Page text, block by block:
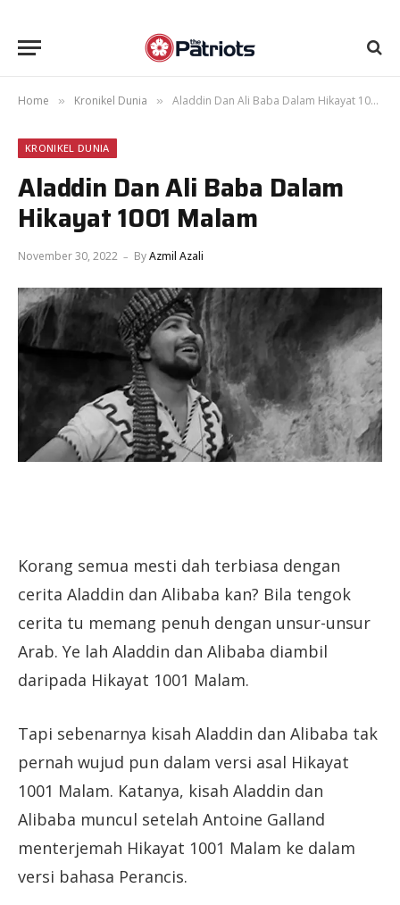
Home » Kronikel Dunia » Aladdin Dan Ali Baba Dalam Hikayat 1001 Malam
KRONIKEL DUNIA
Aladdin Dan Ali Baba Dalam
Hikayat 1001 Malam
November 30, 2022 ByAzmil Azali
Korang semua mesti dah terbiasa dengan
cerita Aladdin dan Alibaba kan? Bila tengok
cerita tu memang penuh dengan unsur-unsur
Arab. Ye lah Aladdin dan Alibaba diambil
daripada Hikayat 1001 Malam.
Tapi sebenarnya kisah Aladdin dan Alibaba tak
pernah wujud pun dalam versi asal Hikayat
1001 Malam. Katanya, kisah Aladdin dan
Alibaba muncul setelah Antoine Galland
menterjemah Hikayat 1001 Malam ke dalam
versi bahasa Perancis.